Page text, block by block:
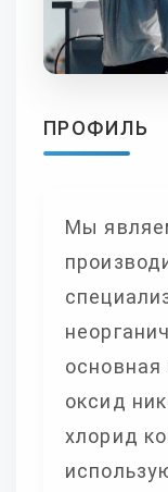
ПРОФИЛЬ
Мы
основная
оксид
хлорид